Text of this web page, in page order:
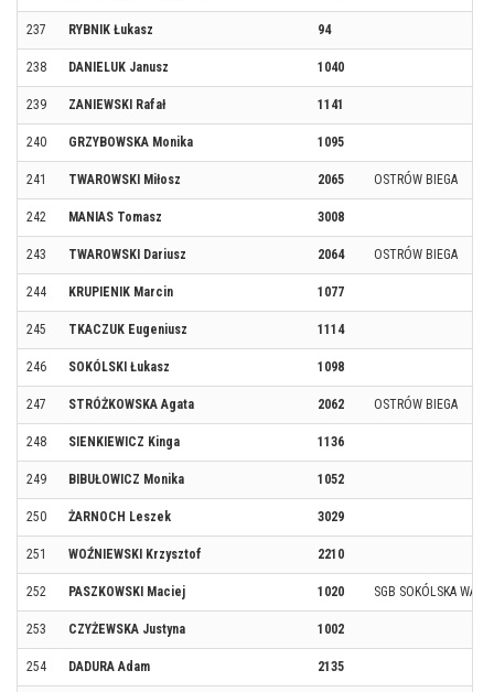
237 RYBNIK Łukasz 94
238 DANIELUK Janusz 1040
239 ZANIEWSKI Rafał 1141
240 GRZYBOWSKA Monika 1095
241 TWAROWSKI Miłosz 2065 OSTRÓW BIEGA
242 MANIAS Tomasz 3008
243 TWAROWSKI Dariusz 2064 OSTRÓW BIEGA
244 KRUPIENIK Marcin 1077
245 TKACZUK Eugeniusz 1114
246 SOKÓLSKI Łukasz 1098
247 STRÓŻKOWSKA Agata 2062 OSTRÓW BIEGA
248 SIENKIEWICZ Kinga 1136
249 BIBUŁOWICZ Monika 1052
250 ŻARNOCH Leszek 3029
251 WOŹNIEWSKI Krzysztof 2210
252 PASZKOWSKI Maciej 1020 SGB SOKÓLSKA
253 CZYŻEWSKA Justyna 1002
254 DADURA Adam 2135